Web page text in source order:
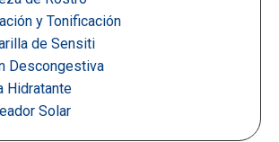
y Tonificación
de Sensiti
Descongestiva
Hidratante
Solar